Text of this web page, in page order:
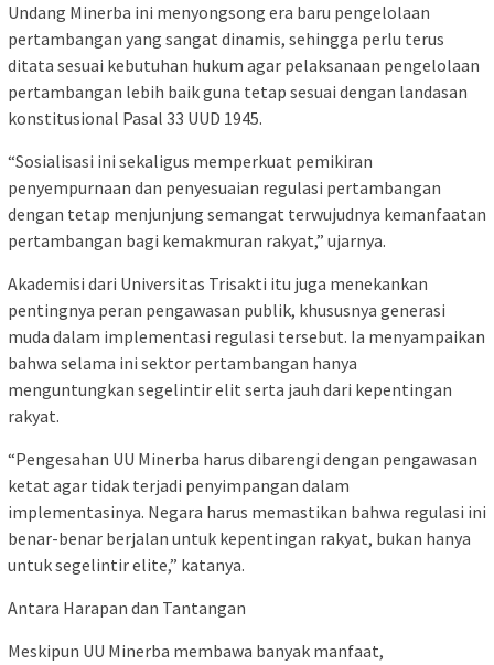
Undang Minerba ini menyongsong era baru pengelolaan
pertambangan yang sangat dinamis, sehingga perlu terus
ditata sesuai kebutuhan hukum agar pelaksanaan pengelolaan
pertambangan lebih baik guna tetap sesuai dengan landasan
konstitusional Pasal 33 UUD 1945.
“Sosialisasi ini sekaligus memperkuat pemikiran
penyempurnaan dan penyesuaian regulasi pertambangan
dengan tetap menjunjung semangat terwujudnya kemanfaatan
pertambangan bagi kemakmuran rakyat,” ujarnya.
Akademisi dari Universitas Trisakti itu juga menekankan
pentingnya peran pengawasan publik, khususnya generasi
muda dalam implementasi regulasi tersebut. Ia menyampaikan
bahwa selama ini sektor pertambangan hanya
menguntungkan segelintir elit serta jauh dari kepentingan
rakyat.
“Pengesahan UU Minerba harus dibarengi dengan pengawasan
ketat agar tidak terjadi penyimpangan dalam
implementasinya. Negara harus memastikan bahwa regulasi ini
benar-benar berjalan untuk kepentingan rakyat, bukan hanya
untuk segelintir elite,” katanya.
Antara Harapan dan Tantangan
Meskipun UU Minerba membawa banyak manfaat,